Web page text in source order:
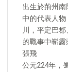
出生於荊州
中的代表人
川，平定巴
的戰事中嶄露
張飛
公元224年，